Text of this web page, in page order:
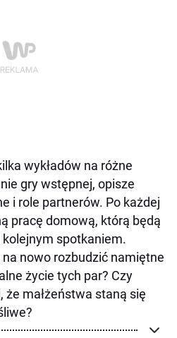
wykładów na różne
gry wstępnej, opisze
i role partnerów. Po każdej
pracę domową, którą będą
spotkaniem.
nowo rozbudzić namiętne
życie tych par? Czy
małżeństwa staną się